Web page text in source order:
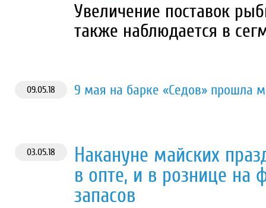
Увеличение поставок
также наблюдается в
09.05.18 9 мая на барке «Седов» прошла
03.05.18
Накануне майских
в опте, и в рознице на
запасов